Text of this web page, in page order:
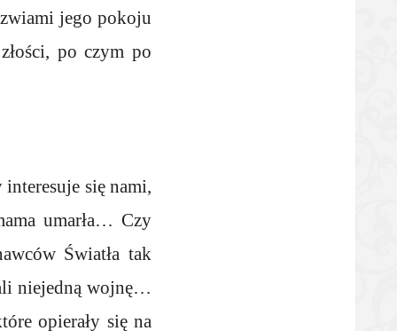
jego pokoju
po czym po
się nami,
umarła… Czy
Światła tak
niejedną wojnę…
opierały się na